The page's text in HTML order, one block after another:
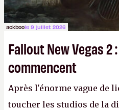
ackboole 9 juillet 2026
Fallout New Vegas
commencent
Après l'énorme vague de
toucher les studios de la